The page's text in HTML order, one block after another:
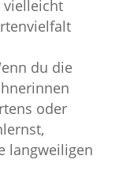
du die
oder
langweiligen